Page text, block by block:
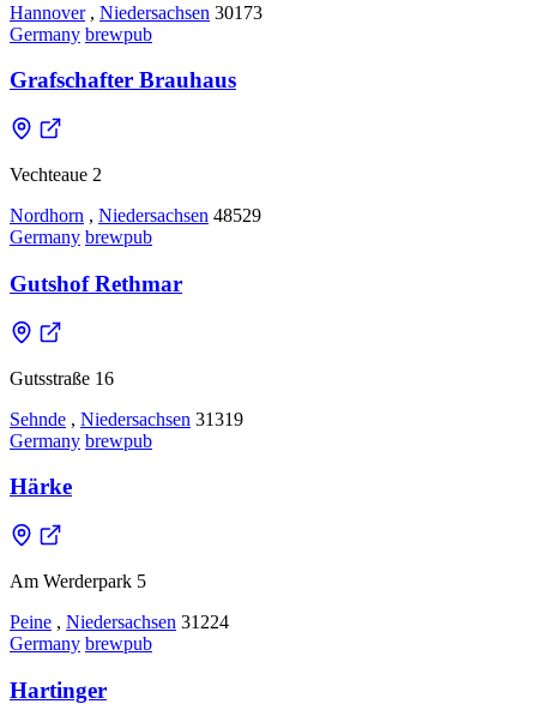
Hannover , Niedersachsen 30173
Germany brewpub
Grafschafter Brauhaus
Vechteaue 2
Nordhorn , Niedersachsen 48529
Germany brewpub
Gutshof Rethmar
Gutsstraße 16
Sehnde , Niedersachsen 31319
Germany brewpub
Härke
Am Werderpark 5
Peine , Niedersachsen 31224
Germany brewpub
Hartinger